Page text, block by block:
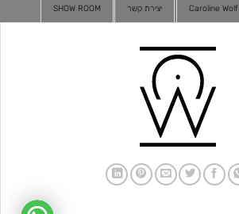
Caroline Wolf יצירת קשר SHOW ROOM